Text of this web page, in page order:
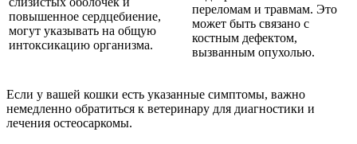
повышенное сердцебиение,
могут указывать на общую
интоксикацию организма.
переломам и травмам. Это
может быть связано с
костным дефектом,
вызванным опухолью.
Если у вашей кошки есть указанные симптомы, важно
немедленно обратиться к ветеринару для диагностики и
лечения остеосаркомы.